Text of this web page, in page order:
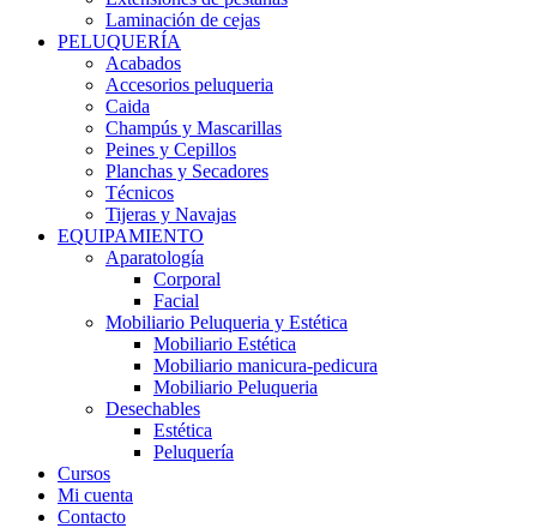
Laminación de cejas
PELUQUERÍA
Acabados
Accesorios peluqueria
Caida
Champús y Mascarillas
Peines y Cepillos
Planchas y Secadores
Técnicos
Tijeras y Navajas
EQUIPAMIENTO
Aparatología
Corporal
Facial
Mobiliario Peluqueria y Estética
Mobiliario Estética
Mobiliario manicura-pedicura
Mobiliario Peluqueria
Desechables
Estética
Peluquería
Cursos
Mi cuenta
Contacto